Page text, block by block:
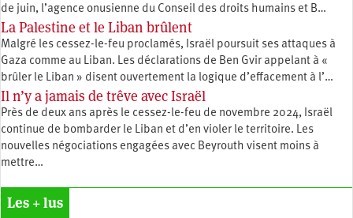
de juin, l’agence onusienne du Conseil des droits humains et B…
La Palestine et le Liban brûlent
Malgré les cessez-le-feu proclamés, Israël poursuit ses attaques à
Gaza comme au Liban. Les déclarations de Ben Gvir appelant à «
brûler le Liban » disent ouvertement la logique d’effacement à l’…
Il n’y a jamais de trêve avec Israël
Près de deux ans après le cessez-le-feu de novembre 2024, Israël
continue de bombarder le Liban et d’en violer le territoire. Les
nouvelles négociations engagées avec Beyrouth visent moins à
mettre…
Les + lus